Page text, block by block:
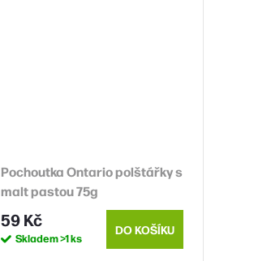
Pochoutka Ontario polštářky s
malt pastou 75g
59 Kč
Skladem>1 ks
DO KOŠÍKU